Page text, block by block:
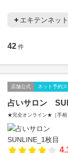
エキテンネッ
42 件
店舗公式 ネット予約
占いサロン
★完全オンライン★［手